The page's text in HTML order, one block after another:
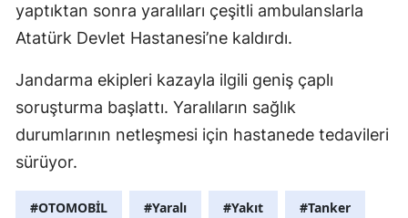
yaptıktan sonra yaralıları çeşitli ambulanslarla
Atatürk Devlet Hastanesi’ne kaldırdı.
Jandarma ekipleri kazayla ilgili geniş çaplı
soruşturma başlattı. Yaralıların sağlık
durumlarının netleşmesi için hastanede tedavileri
sürüyor.
#OTOMOBİL #Yaralı #Yakıt #Tanker